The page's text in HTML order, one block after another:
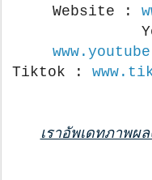
Website :
Tiktok :
เราอัพเดทภาพผ